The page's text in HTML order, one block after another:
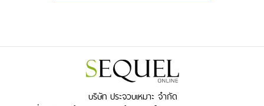
บริษัท ประจวบเหมาะ จำกัด